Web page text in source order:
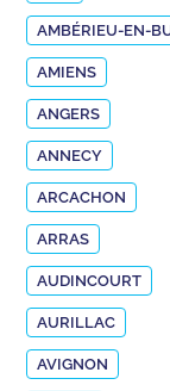
AMBÉRIEU-EN-
AMIENS
ANGERS
ANNECY
ARCACHON
ARRAS
AUDINCOURT
AURILLAC
AVIGNON